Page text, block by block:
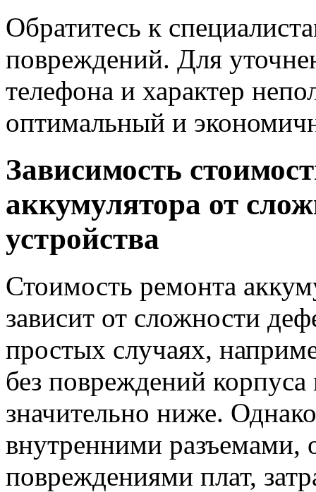
Обратитесь к
повреждений. Для
телефона и характер
оптимальный и
Зависимость
аккумулятора от
устройства
Стоимость ремонта
зависит от сложности
простых случаях,
без повреждений
значительно ниже.
внутренними разъемами,
повреждениями плат,